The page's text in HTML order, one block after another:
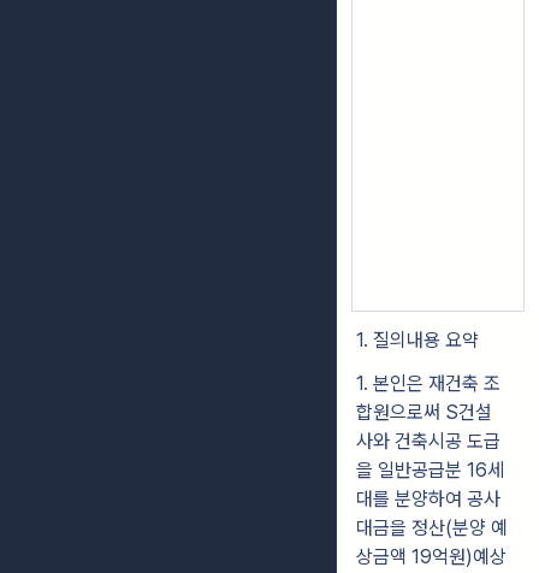
1. 질의내용 요약
1. 본인은 재건축 조
합원으로써 S건설
사와 건축시공 도급
을 일반공급분 16세
대를 분양하여 공사
대금을 정산(분양 예
상금액 19억원)예상